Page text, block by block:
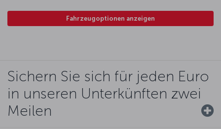
Fahrzeugoptionen anzeigen
Sichern Sie sich für jeden Euro
in unseren Unterkünften zwei
Meilen